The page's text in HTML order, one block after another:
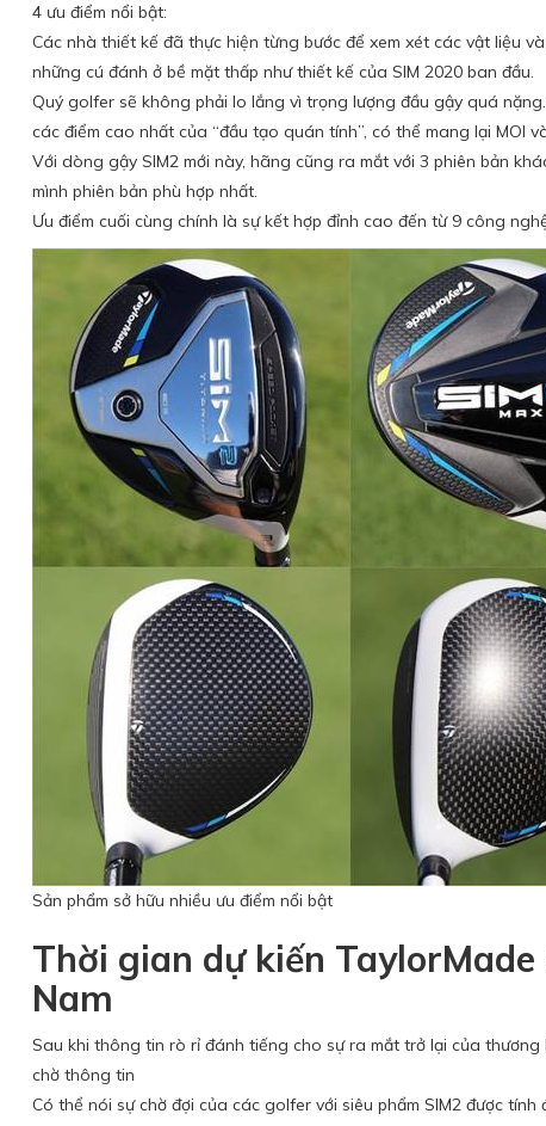
4 ưu điểm nổi bật:
Các nhà thiết kế đã thực hiện từng bước để xem xét các vật liệu
những cú đánh ở bề mặt thấp như thiết kế của SIM 2020 ban đầu.
Quý golfer sẽ không phải lo lắng vì trọng lượng đầu gậy quá
các điểm cao nhất của “đầu tạo quán tính”, có thể mang lại MOI
Với dòng gậy SIM2 mới này, hãng cũng ra mắt với 3 phiên bản
mình phiên bản phù hợp nhất.
Ưu điểm cuối cùng chính là sự kết hợp đỉnh cao đến từ 9 công
Sản phẩm sở hữu nhiều ưu điểm nổi bật
Thời gian dự kiến
Nam
Sau khi thông tin rò rỉ đánh tiếng cho sự ra mắt trở lại của
chờ thông tin
Có thể nói sự chờ đợi của các golfer với siêu phẩm SIM2 được